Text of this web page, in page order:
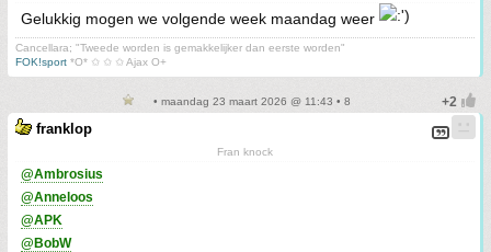
Gelukkig mogen we volgende week maandag weer
Cancellara; "Tweede worden is gemakkelijker dan eerste worden"
FOK!sport *O* ✩ ✩ ✩ Ajax O+
• maandag 23 maart 2026 @ 11:43 • 8
franklop
Fran knock
@Ambrosius
@Anneloos
@APK
@BobW